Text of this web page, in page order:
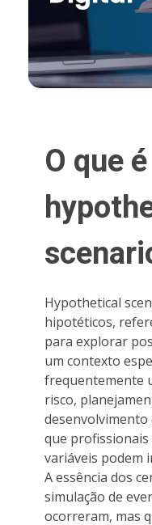
O que é
Hypothetical
hipotéticos,
para explorar
um contexto
frequentemente
risco,
que
variáveis podem
A essência dos
simulação de
ocorreram, mas